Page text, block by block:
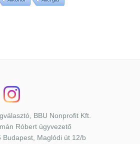
BBU Nonprofit Kft.
Róbert ügyvezető
Budapest, Maglódi út 12/b